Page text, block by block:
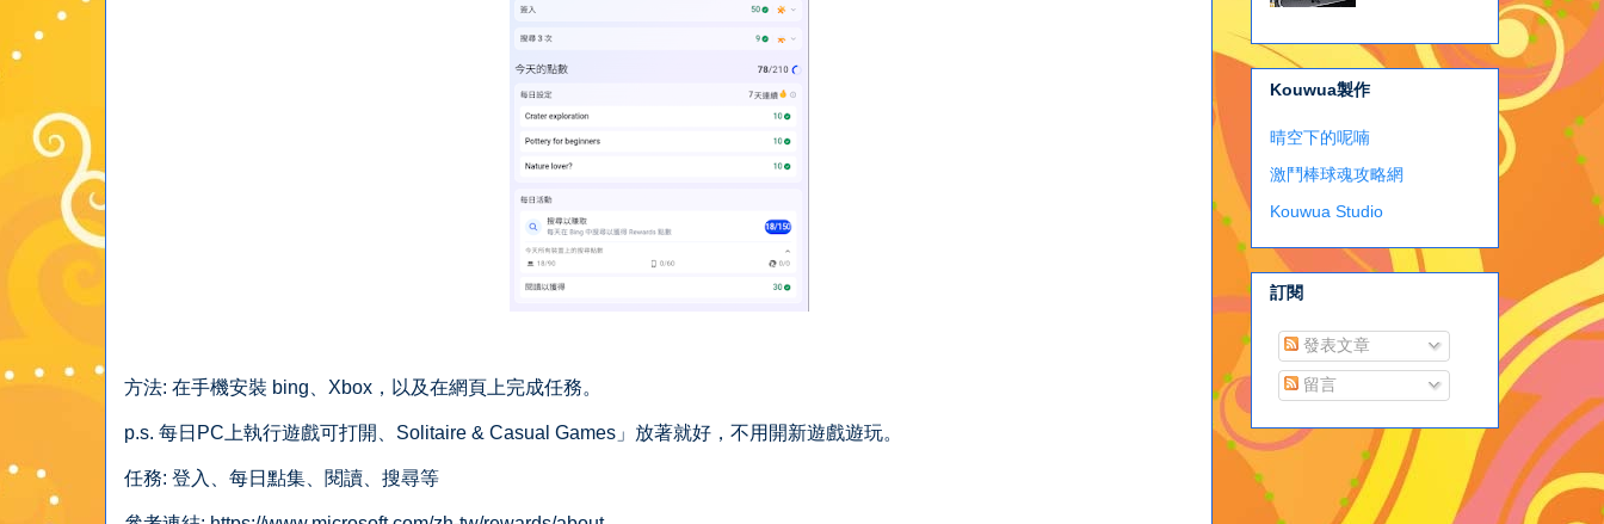
方法: 在手機安裝 bing、Xbox，以及在網頁上完成任務。
p.s. 每日PC上執行遊戲可打開、Solitaire & Casual Games」放著就好，不用開新遊戲遊玩。
任務: 登入、每日點集、閱讀、搜尋等
Kouwua製作
晴空下的呢喃
激鬥棒球魂攻略網
Kouwua Studio
訂閱
發表文章
留言